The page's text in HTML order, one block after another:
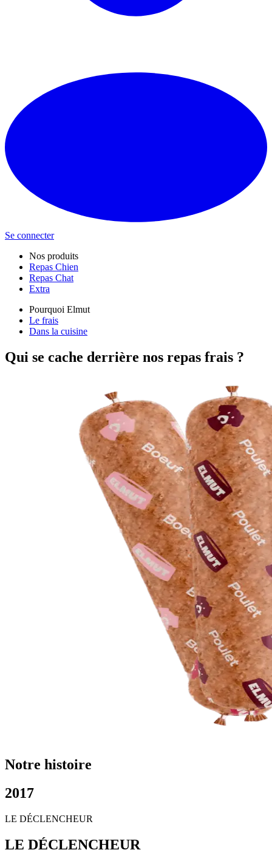
Se connecter
Nos produits
Repas Chien
Repas Chat
Extra
Pourquoi Elmut
Le frais
Dans la cuisine
Qui se cache derrière nos repas frais ?
Notre histoire
2017
LE DÉCLENCHEUR
LE DÉCLENCHEUR